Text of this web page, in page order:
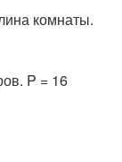
комнаты.
P = 16